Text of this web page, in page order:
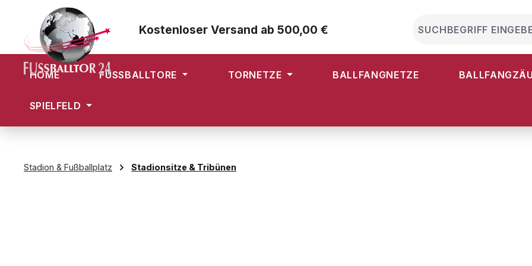
Hauptinhalt springen
Zur Suche springen
Zur Hauptnavigation springen
Kostenloser Versand ab 500,00 €
HOME FUSSBALLTORE TORNETZE BALLFANGNETZE
SPIELFELD
Stadion & Fußballplatz Stadionsitze & Tribünen